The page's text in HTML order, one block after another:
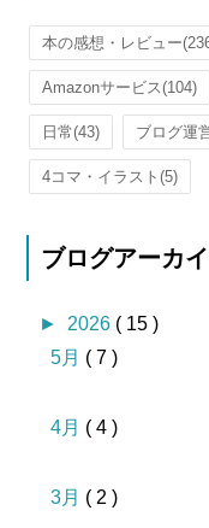
本の感想・レビュー
Amazonサービス(104)
日常(43) ブログ運
4コマ・イラスト(5)
ブログアーカ
► 2026 ( 15 )
5月 ( 7 )
4月 ( 4 )
3月 ( 2 )